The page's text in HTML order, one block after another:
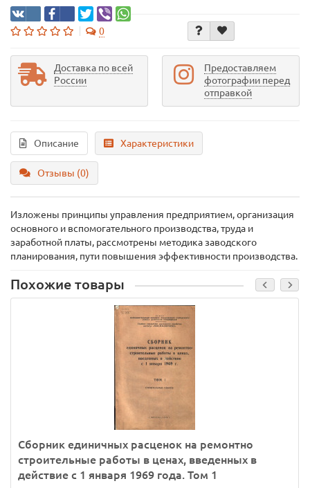
0
Доставка по всей
России
Предоставляем
фотографии перед
отправкой
Описание Характеристики
Отзывы (0)
Изложены принципы управления предприятием, организация
основного и вспомогательного производства, труда и
заработной платы, рассмотрены методика заводского
планирования, пути повышения эффективности производства.
Похожие товары
Сборник единичных расценок на ремонтно
строительные работы в ценах, введенных в
действие с 1 января 1969 года. Том 1